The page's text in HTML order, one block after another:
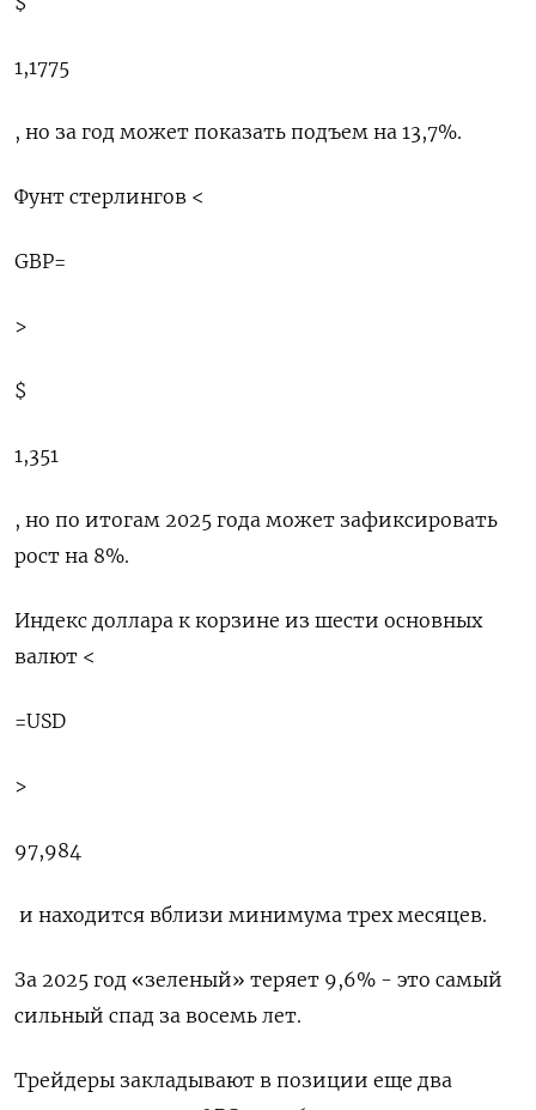
1,1775
​, но за ⁠год может показать подъем ​на 13,7%.
Фунт стерлингов <
GBP=
>
$
1,⁠351
​, но по итогам 2025 года может зафиксировать
рост на 8%.
Индекс доллара к корзине из шести ⁠основных
валют <
=USD
>
97,984
​ и находится вблизи минимума трех месяцев.
За 2025 год «‌зеленый» теряет 9,6% - это самый
сильный спад за восемь лет.
Трейдеры закладывают ‍в позиции еще два